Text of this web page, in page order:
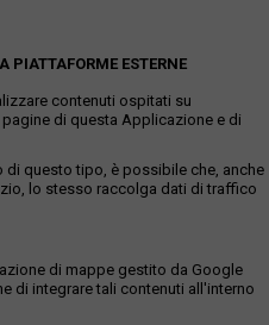
ESTERNE
contenuti ospitati su
di questa Applicazione e di
di questo tipo, è possibile che, anche
lo stesso raccolga dati di traffico
di mappe gestito da Google
di integrare tali contenuti all'interno